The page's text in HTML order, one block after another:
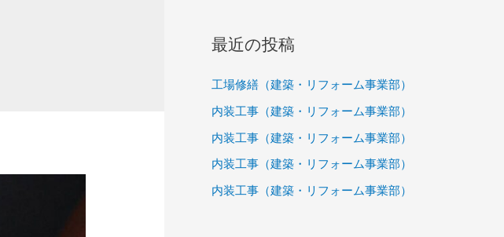
最近の投稿
工場修繕（建築・リフォーム事業部）
内装工事（建築・リフォーム事業部）
内装工事（建築・リフォーム事業部）
内装工事（建築・リフォーム事業部）
内装工事（建築・リフォーム事業部）